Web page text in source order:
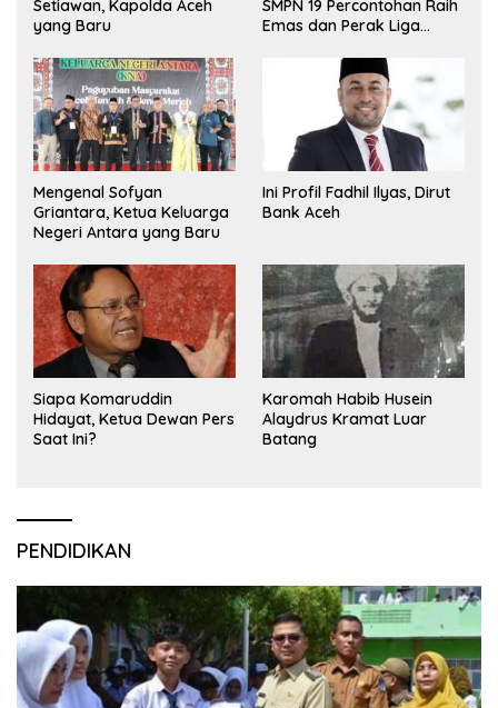
Setiawan, Kapolda Aceh
yang Baru
SMPN 19 Percontohan Raih
Emas dan Perak Liga
Mengenal Sofyan
Griantara, Ketua Keluarga
Negeri Antara yang Baru
Ini Profil Fadhil Ilyas, Dirut
Bank Aceh
Siapa Komaruddin
Hidayat, Ketua Dewan Pers
Saat Ini?
Karomah Habib Husein
Alaydrus Kramat Luar
Batang
PENDIDIKAN